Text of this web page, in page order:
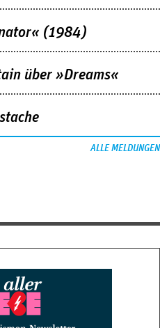
(1984)
über »Dreams«
ALLE MELDUNGEN